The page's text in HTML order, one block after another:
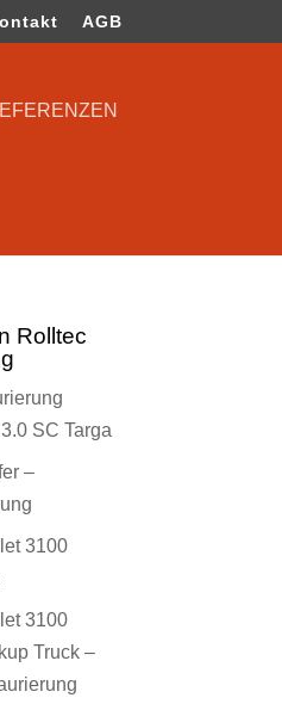
AGB
Rolltec
SC Targa
–
3100
3100
Truck –